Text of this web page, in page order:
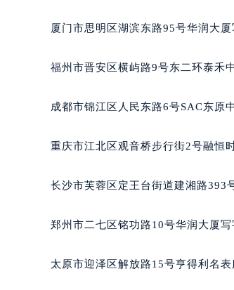
黑龙江省双鸭山市
黑龙江省伊春市伊
吉林省白山市浑江
吉林省辽源市龙山
吉林省四平市铁东
吉林省通化市东昌
辽宁省鞍山市铁东
厦门市思明区湖滨东路95号华润大
福州市晋安区横屿路9号东二环泰禾
成都市锦江区人民东路6号SAC东原
重庆市江北区观音桥步行街2号融恒
长沙市芙蓉区定王台街道建湘路393
郑州市二七区铭功路10号华润大厦
太原市迎泽区解放路15号亨得利名